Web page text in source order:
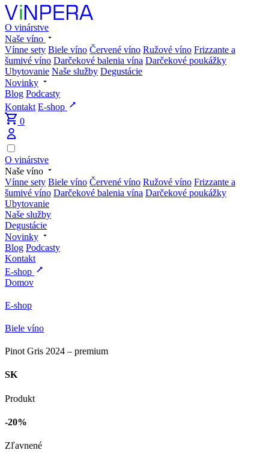
O vinárstve
Naše víno
Vínne sety Biele víno Červené víno Ružové víno Frizzante a
šumivé víno Darčekové balenia vína Darčekové poukážky
Ubytovanie Naše služby Degustácie
Novinky
Blog Podcasty
Kontakt E-shop
0
O vinárstve
Naše víno
Vínne sety Biele víno Červené víno Ružové víno Frizzante a
šumivé víno Darčekové balenia vína Darčekové poukážky
Ubytovanie
Naše služby
Degustácie
Novinky
Blog Podcasty
Kontakt
E-shop
Domov
E-shop
Biele víno
Pinot Gris 2024 – premium
SK
Produkt
-20%
Zľavnené